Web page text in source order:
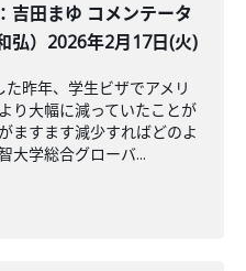
吉田まゆ コメンテータ
弘）2026年2月17日(火)
昨年、学生ビザでアメリ
り大幅に減っていたことが
ますます減少すればどのよ
大学総合グローバ...